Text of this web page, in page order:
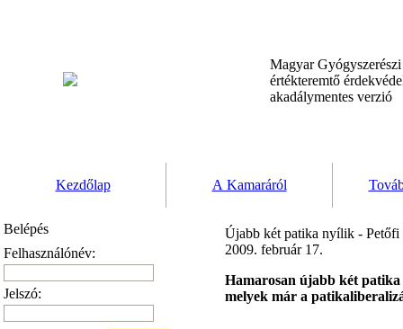
Magyar
értékteremtő
akadálymentes verzió
Kezdőlap A Kamaráról
Belépés
Felhasználónév:
Jelszó:
Újabb két patika nyílik - Petőfi
2009. február 17.
Hamarosan újabb két patika
melyek már a